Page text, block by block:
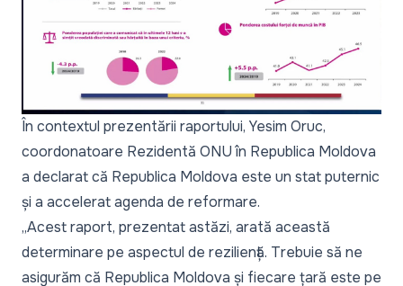
În contextul prezentării raportului, Yesim Oruc,
coordonatoare Rezidentă ONU în Republica Moldova
a declarat că Republica Moldova este un stat puternic
și a accelerat agenda de reformare.
„Acest raport, prezentat astăzi, arată această
determinare pe aspectul de reziliență. Trebuie să ne
asigurăm că Republica Moldova și fiecare țară este pe